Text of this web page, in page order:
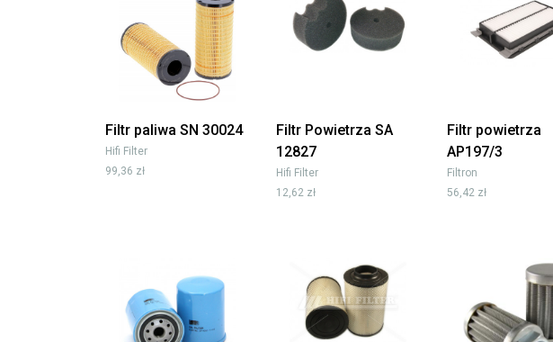
Filtr paliwa SN 30024
Hifi Filter
99,36 zł
Filtr Powietrza SA
12827
Hifi Filter
12,62 zł
Filtr powietrza
AP197/3
Filtron
56,42 zł